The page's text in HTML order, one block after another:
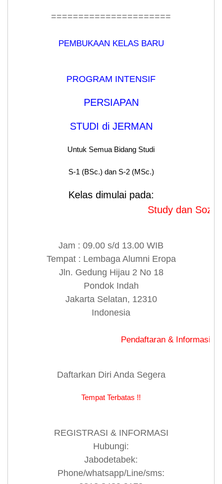
======================
PEMBUKAAN KELAS BARU
PROGRAM INTENSIF
PERSIAPAN
STUDI di JERMAN
Untuk Semua Bidang Studi
S-1 (BSc.) dan S-2 (MSc.)
Kelas dimulai pada:
Study dan
Jam : 09.00 s/d 13.00 WIB
Tempat : Lembaga Alumni Eropa
Jln. Gedung Hijau 2 No 18
Pondok Indah
Jakarta Selatan, 12310
Indonesia
Pendaftaran & Informasi Hub:
Daftarkan Diri Anda Segera
Tempat Terbatas !!
REGISTRASI & INFORMASI
Hubungi:
Jabodetabek:
Phone/whatsapp/Line/sms: